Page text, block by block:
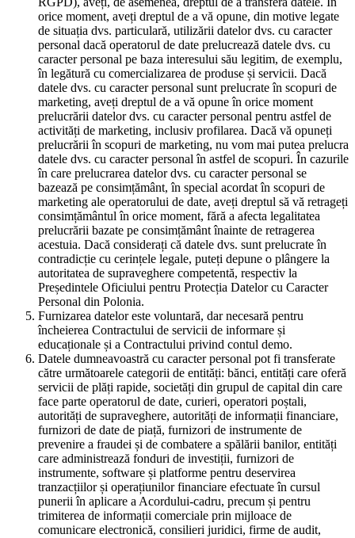
orice moment, aveți dreptul de a vă opune, din motive legate
de situația dvs. particulară, utilizării datelor dvs. cu caracter
personal dacă operatorul de date prelucrează datele dvs. cu
caracter personal pe baza interesului său legitim, de exemplu,
în legătură cu comercializarea de produse și servicii. Dacă
datele dvs. cu caracter personal sunt prelucrate în scopuri de
marketing, aveți dreptul de a vă opune în orice moment
prelucrării datelor dvs. cu caracter personal pentru astfel de
activități de marketing, inclusiv profilarea. Dacă vă opuneți
prelucrării în scopuri de marketing, nu vom mai putea prelucra
datele dvs. cu caracter personal în astfel de scopuri. În cazurile
în care prelucrarea datelor dvs. cu caracter personal se
bazează pe consimțământ, în special acordat în scopuri de
marketing ale operatorului de date, aveți dreptul să vă retrageți
consimțământul în orice moment, fără a afecta legalitatea
prelucrării bazate pe consimțământ înainte de retragerea
acestuia. Dacă considerați că datele dvs. sunt prelucrate în
contradicție cu cerințele legale, puteți depune o plângere la
autoritatea de supraveghere competentă, respectiv la
Președintele Oficiului pentru Protecția Datelor cu Caracter
Personal din Polonia.
Furnizarea datelor este voluntară, dar necesară pentru
încheierea Contractului de servicii de informare și
educaționale și a Contractului privind contul demo.
Datele dumneavoastră cu caracter personal pot fi transferate
către următoarele categorii de entități: bănci, entități care oferă
servicii de plăți rapide, societăți din grupul de capital din care
face parte operatorul de date, curieri, operatori poștali,
autorități de supraveghere, autorități de informații financiare,
furnizori de date de piață, furnizori de instrumente de
prevenire a fraudei și de combatere a spălării banilor, entități
care administrează fonduri de investiții, furnizori de
instrumente, software și platforme pentru deservirea
tranzacțiilor și operațiunilor financiare efectuate în cursul
punerii în aplicare a Acordului-cadru, precum și pentru
trimiterea de informații comerciale prin mijloace de
comunicare electronică, consilieri juridici, firme de audit,